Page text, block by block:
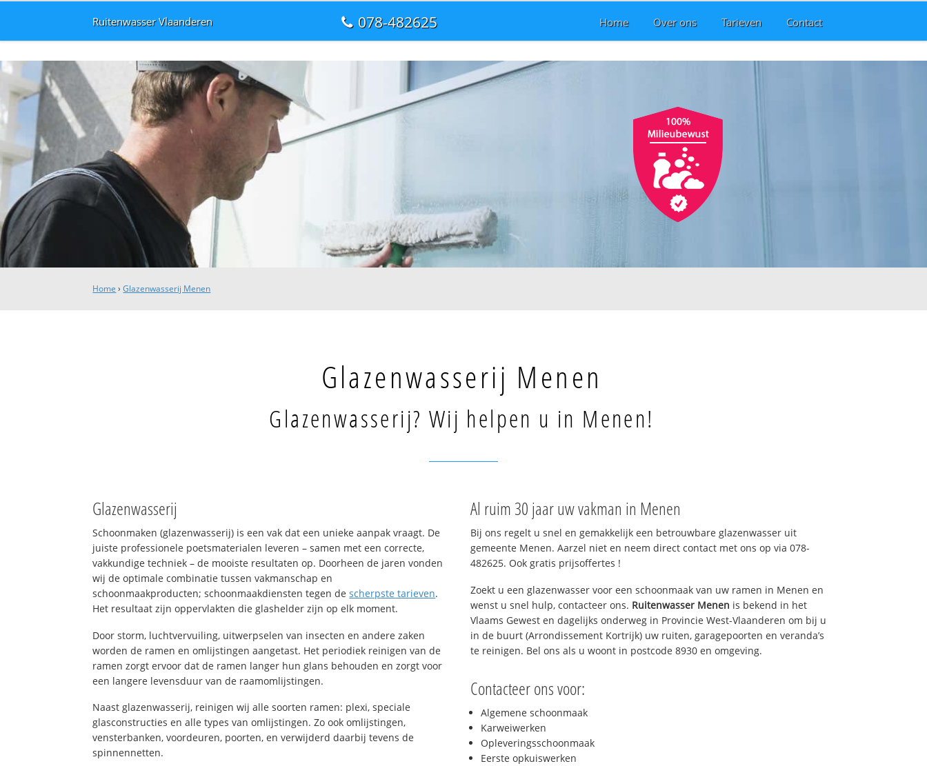
Ruitenwasser Vlaanderen 078-482625 Home Over ons Tarieven Contact
Home ›Glazenwasserij Menen
Glazenwasserij Menen
Glazenwasserij? Wij helpen u in Menen!
Glazenwasserij
Schoonmaken (glazenwasserij) is een vak dat een unieke aanpak vraagt. De
juiste professionele poetsmaterialen leveren – samen met een correcte,
vakkundige techniek – de mooiste resultaten op. Doorheen de jaren vonden
wij de optimale combinatie tussen vakmanschap en
schoonmaakproducten; schoonmaakdiensten tegen descherpste tarieven.
Het resultaat zijn oppervlakten die glashelder zijn op elk moment.
Door storm, luchtvervuiling, uitwerpselen van insecten en andere zaken
worden de ramen en omlijstingen aangetast. Het periodiek reinigen van de
ramen zorgt ervoor dat de ramen langer hun glans behouden en zorgt voor
een langere levensduur van de raamomlijstingen.
Naast glazenwasserij, reinigen wij alle soorten ramen: plexi, speciale
glasconstructies en alle types van omlijstingen. Zo ook omlijstingen,
vensterbanken, voordeuren, poorten, en verwijderd daarbij tevens de
spinnennetten.
Al ruim 30 jaar uw vakman in Menen
Bij ons regelt u snel en gemakkelijk een betrouwbare glazenwasser uit
gemeente Menen. Aarzel niet en neem direct contact met ons op via 078-
482625. Ook gratis prijsoffertes !
Zoekt u een glazenwasser voor een schoonmaak van uw ramen in Menen en
wenst u snel hulp, contacteer ons. Ruitenwasser Menen is bekend in het
Vlaams Gewest en dagelijks onderweg in Provincie West-Vlaanderen om bij u
in de buurt (Arrondissement Kortrijk) uw ruiten, garagepoorten en veranda’s
te reinigen. Bel ons als u woont in postcode 8930 en omgeving.
Contacteer ons voor:
Algemene schoonmaak
Karweiwerken
Opleveringsschoonmaak
Eerste opkuiswerken